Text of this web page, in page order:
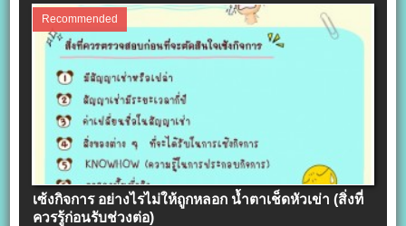
Recommended
เซ้งกิจการ อย่างไรไม่ให้ถูกหลอก น้ำตาเช็ดหัวเข่า (สิ่งที่
ควรรู้ก่อนรับช่วงต่อ)